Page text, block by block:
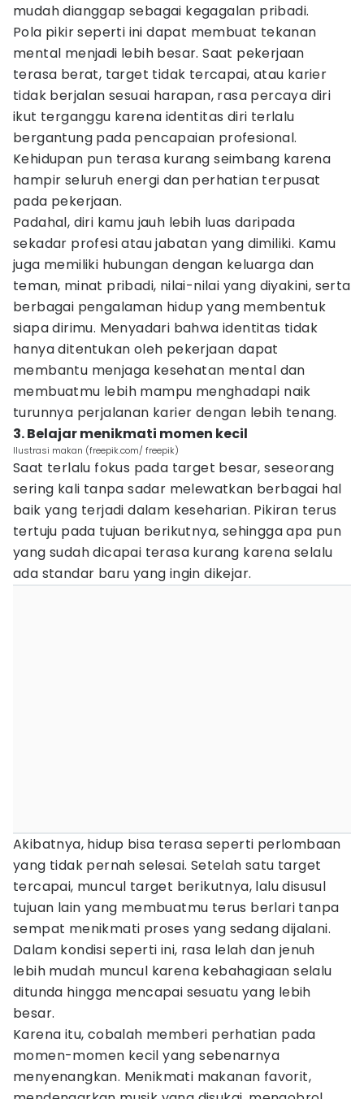
mudah dianggap sebagai kegagalan pribadi.
Pola pikir seperti ini dapat membuat tekanan
mental menjadi lebih besar. Saat pekerjaan
terasa berat, target tidak tercapai, atau karier
tidak berjalan sesuai harapan, rasa percaya diri
ikut terganggu karena identitas diri terlalu
bergantung pada pencapaian profesional.
Kehidupan pun terasa kurang seimbang karena
hampir seluruh energi dan perhatian terpusat
pada pekerjaan.
Padahal, diri kamu jauh lebih luas daripada
sekadar profesi atau jabatan yang dimiliki. Kamu
juga memiliki hubungan dengan keluarga dan
teman, minat pribadi, nilai-nilai yang diyakini, serta
berbagai pengalaman hidup yang membentuk
siapa dirimu. Menyadari bahwa identitas tidak
hanya ditentukan oleh pekerjaan dapat
membantu menjaga kesehatan mental dan
membuatmu lebih mampu menghadapi naik
turunnya perjalanan karier dengan lebih tenang.
3. Belajar menikmati momen kecil
Ilustrasi makan (freepik.com/ freepik)
Saat terlalu fokus pada target besar, seseorang
sering kali tanpa sadar melewatkan berbagai hal
baik yang terjadi dalam keseharian. Pikiran terus
tertuju pada tujuan berikutnya, sehingga apa pun
yang sudah dicapai terasa kurang karena selalu
ada standar baru yang ingin dikejar.
Akibatnya, hidup bisa terasa seperti perlombaan
yang tidak pernah selesai. Setelah satu target
tercapai, muncul target berikutnya, lalu disusul
tujuan lain yang membuatmu terus berlari tanpa
sempat menikmati proses yang sedang dijalani.
Dalam kondisi seperti ini, rasa lelah dan jenuh
lebih mudah muncul karena kebahagiaan selalu
ditunda hingga mencapai sesuatu yang lebih
besar.
Karena itu, cobalah memberi perhatian pada
momen-momen kecil yang sebenarnya
menyenangkan. Menikmati makanan favorit,